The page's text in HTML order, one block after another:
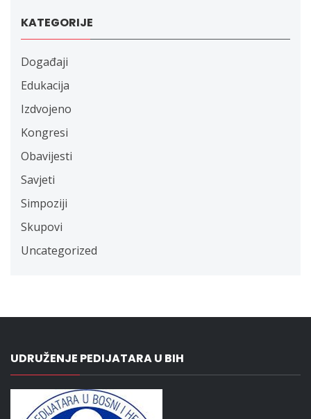
KATEGORIJE
Događaji
Edukacija
Izdvojeno
Kongresi
Obavijesti
Savjeti
Simpoziji
Skupovi
Uncategorized
UDRUŽENJE PEDIJATARA U BIH